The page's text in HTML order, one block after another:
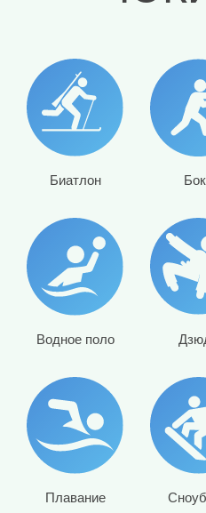
Биатлон
Водное поло
Плавание